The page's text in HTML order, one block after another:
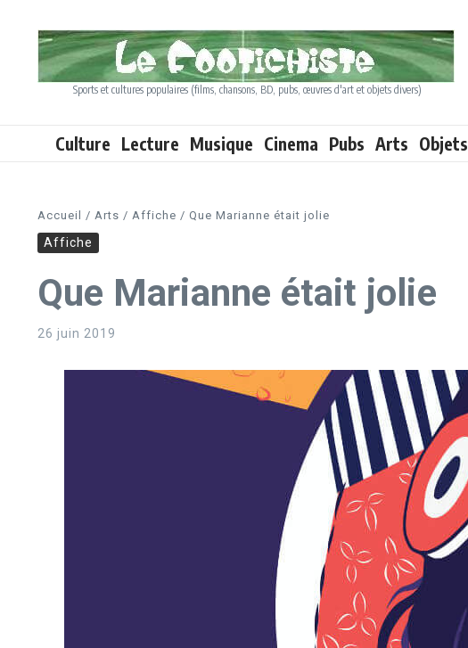
Sports et cultures populaires (films, chansons, BD, pubs, œuvres d'art et objets divers)
Culture Lecture Musique Cinema Pubs Arts Objets
Accueil / Arts / Affiche / Que Marianne était jolie
Affiche
Que Marianne était jolie
26 juin 2019